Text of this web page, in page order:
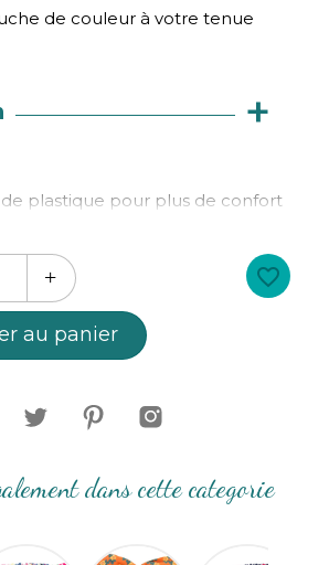
de couleur à votre tenue
+
de plastique pour plus de confort
&Lula
au panier
favorite_border
dans cette categorie